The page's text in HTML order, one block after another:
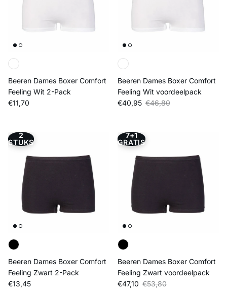
Beeren Dames Boxer Comfort
Feeling Wit 2-Pack
Reguliere prijs
€11,70
Beeren Dames Boxer Comfort
Feeling Wit voordeelpack
Verkoopprijs
€40,95 Reguliere prijs
€46,80
2
STUKS
Beeren Dames Boxer Comfort
Feeling Zwart 2-Pack
Reguliere prijs
€13,45
7+1
GRATIS
Beeren Dames Boxer Comfort
Feeling Zwart voordeelpack
Verkoopprijs
€47,10 Reguliere prijs
€53,80